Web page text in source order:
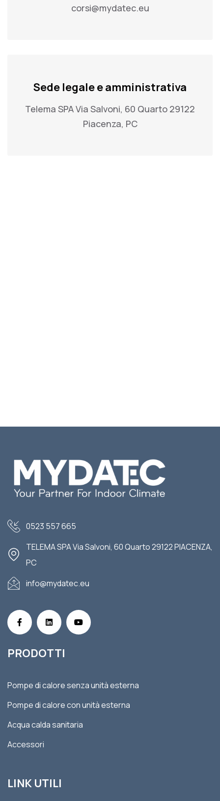
corsi@mydatec.eu
Sede legale e amministrativa
Telema SPA Via Salvoni, 60 Quarto 29122
Piacenza, PC
0523 557 665
TELEMA SPA Via Salvoni, 60 Quarto 29122 PIACENZA,
PC
info@mydatec.eu
PRODOTTI
Pompe di calore senza unità esterna
Pompe di calore con unità esterna
Acqua calda sanitaria
Accessori
LINK UTILI